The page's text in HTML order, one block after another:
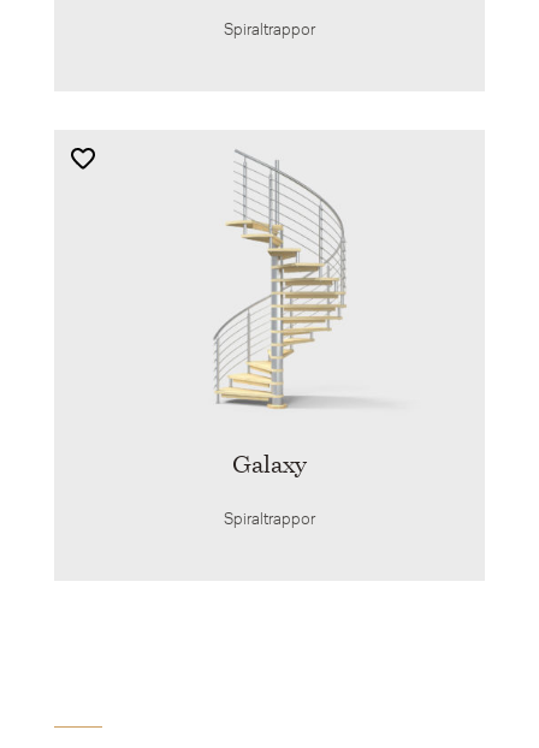
Spiraltrappor
Galaxy
Spiraltrappor